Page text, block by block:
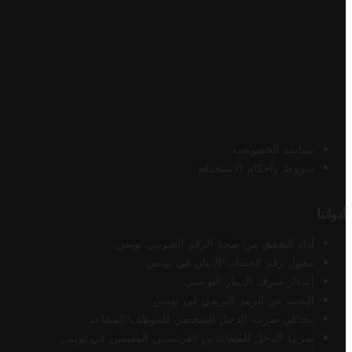
سياسة الخصوصية
شروط وأحكام الاستخدام
أدواتنا
أداة التحقق من صحة الرقم الضريبي تونس
محول رقم الحساب الآيبان في تونس
أسعار صرف الدينار التونسي
البحث عن الرمز البريدي في تونس
محاكي ضريبة الدخل الشخصي للموظف/المتقاعد
ضريبة الدخل للمتقاعدين الفرنسيين المقيمين في تونس